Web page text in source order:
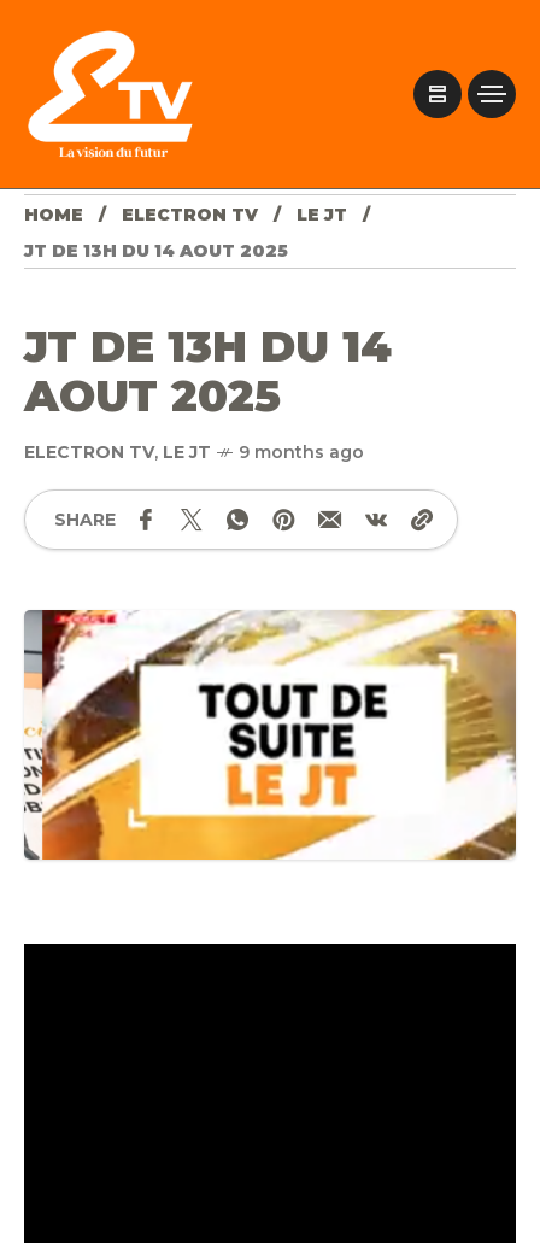
HOME ELECTRON TV
LE JT
JT DE 13H DU 14 AOUT 2025
JT DE 13H DU 14
AOUT 2025
ELECTRON TV, LE JT 9 months ago
SHARE